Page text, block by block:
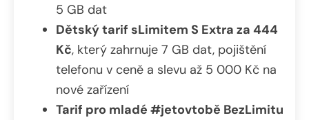
5 GB dat
Dětský tarif sLimitem S Extra za 444
Kč, který zahrnuje 7 GB dat, pojištění
telefonu v ceně a slevu až 5 000 Kč na
nové zařízení
Tarif pro mladé #jetovtobě BezLimitu